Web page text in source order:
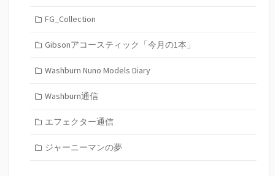
FG_Collection
Gibsonアコースティック「今月の1本」
Washburn Nuno Models Diary
Washburn通信
エフェクター通信
ジャーニーマンの夢